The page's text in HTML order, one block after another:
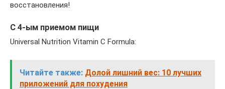
восстановления!
С 4-ым приемом пищи
Universal Nutrition Vitamin C Formula:
Читайте также: Долой лишний вес: 10 лучших
приложений для похудения